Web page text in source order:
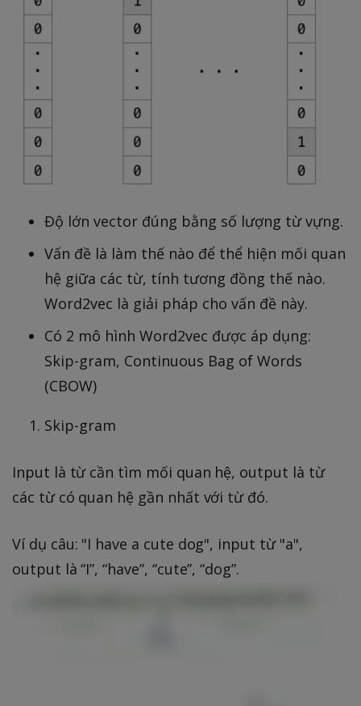
Độ lớn vector đúng bằng số lượng từ vựng.
Vấn đề là làm thế nào để thể hiện mối quan
hệ giữa các từ, tính tương đồng thế nào.
Word2vec là giải pháp cho vấn đề này.
Có 2 mô hình Word2vec được áp dụng:
Skip-gram, Continuous Bag of Words
(CBOW)
Skip-gram
Input là từ cần tìm mối quan hệ, output là từ
các từ có quan hệ gần nhất với từ đó.
Ví dụ câu: "I have a cute dog", input từ "a",
output là “I”, “have”, “cute”, “dog”.